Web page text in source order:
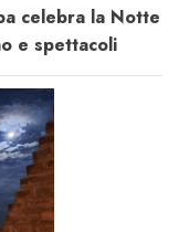
celebra la Notte
e spettacoli